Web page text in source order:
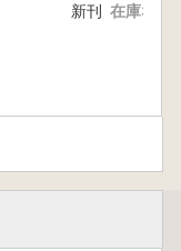
新刊 在庫なし